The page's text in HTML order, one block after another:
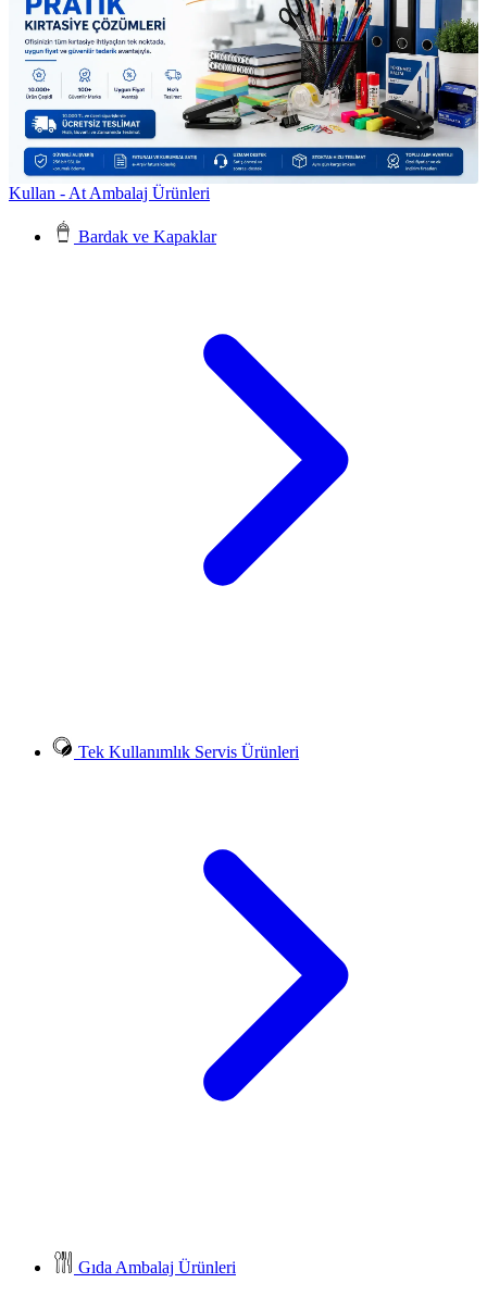
Kullan - At Ambalaj Ürünleri
Bardak ve Kapaklar
Tek Kullanımlık Servis Ürünleri
Gıda Ambalaj Ürünleri